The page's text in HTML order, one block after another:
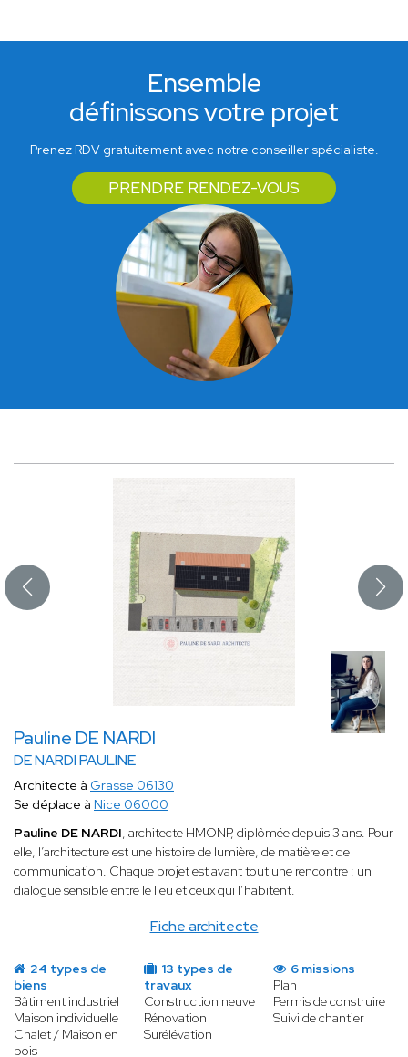
Ensemble
définissons votre projet
Prenez RDV gratuitement avec notre conseiller spécialiste.
PRENDRE RENDEZ-VOUS
Pauline DE NARDI
DE NARDI PAULINE
Fiche architecte
Architecte à Grasse 06130
Se déplace à Nice 06000
Pauline DE NARDI, architecte HMONP, diplômée depuis 3 ans. Pour
elle, l’architecture est une histoire de lumière, de matière et de
communication. Chaque projet est avant tout une rencontre : un
dialogue sensible entre le lieu et ceux qui l’habitent.
24 types de
biens
Bâtiment industriel
Maison individuelle
Chalet / Maison en
bois
13 types de
travaux
Construction neuve
Rénovation
Surélévation
6 missions
Plan
Permis de construire
Suivi de chantier